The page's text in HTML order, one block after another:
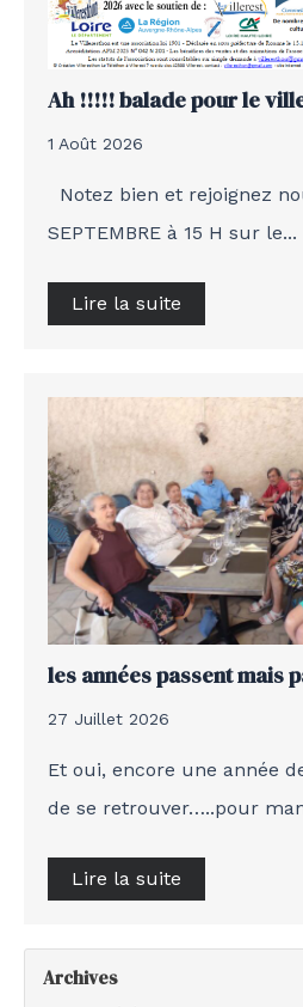
Ah !!!!! balade pour le
1 Août 2026
Notez bien et rejoignez
SEPTEMBRE à 15 H sur le...
Lire la suite
les années passent mais
27 Juillet 2026
Et oui, encore une année
de se retrouver…..pour
Lire la suite
Archives